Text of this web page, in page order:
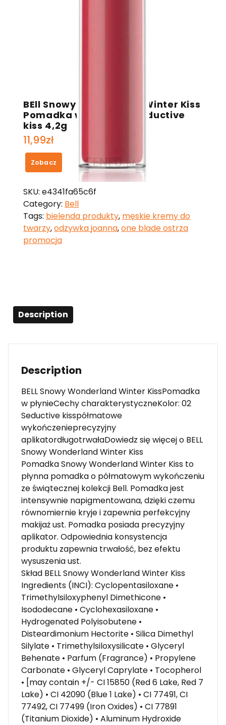
BEll Snowy Wonderland Winter Kiss
Pomadka w płynie 02 Seductive
kiss 4,2g
11,99zł
Zobacz
SKU: e4341fa65c6f
Category: Bell
Tags: bielenda produkty, męskie kremy do
twarzy,odzywka joanna,one blade ostrza
promocja
Description
Description
BELL Snowy Wonderland Winter KissPomadka
w płynieCechy charakterystyczneKolor: 02
Seductive kisspółmatowe
wykończenieprecyzyjny
aplikatordługotrwałaDowiedz się więcej o BELL
Snowy Wonderland Winter Kiss
Pomadka Snowy Wonderland Winter Kiss to
płynna pomadka o półmatowym wykończeniu
ze świątecznej kolekcji Bell. Pomadka jest
intensywnie napigmentowana, dzięki czemu
równomiernie kryje i zapewnia perfekcyjny
makijaż ust. Pomadka posiada precyzyjny
aplikator. Odpowiednia konsystencja
produktu zapewnia trwałość, bez efektu
wysuszenia ust.
Skład BELL Snowy Wonderland Winter Kiss
Ingredients (INCI): Cyclopentasiloxane •
Trimethylsiloxyphenyl Dimethicone •
Isododecane • Cyclohexasiloxane •
Hydrogenated Polyisobutene •
Disteardimonium Hectorite • Silica Dimethyl
Silylate • Trimethylsiloxysilicate • Glyceryl
Behenate • Parfum (Fragrance) • Propylene
Carbonate • Glyceryl Caprylate • Tocopherol
• [may contain +/- CI 15850 (Red 6 Lake, Red 7
Lake) • CI 42090 (Blue 1 Lake) • CI 77491, CI
77492, CI 77499 (Iron Oxides) • CI 77891
(Titanium Dioxide) • Aluminum Hydroxide